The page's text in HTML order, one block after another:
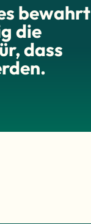
bewahrt
die
dass